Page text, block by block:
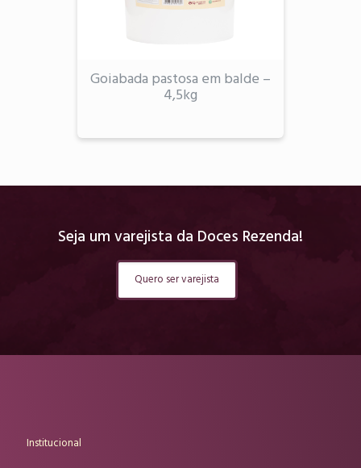
Goiabada pastosa em balde –
4,5kg
Seja um varejista da Doces Rezenda!
Quero ser varejista
Institucional